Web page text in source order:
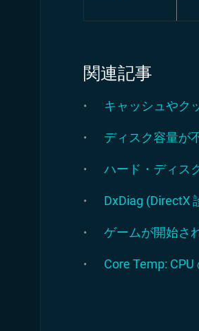
関連記事
キャッシュやク
ディスク容量が
ハード・ディス
DxDiag (DirectX
ゲームが開始さ
Core Temp: